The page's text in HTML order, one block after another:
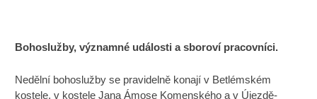
Bohoslužby, významné události a sboroví pracovníci.
Nedělní bohoslužby se pravidelně konají v Betlémském
kostele, v kostele Jana Ámose Komenského a v Újezdě-